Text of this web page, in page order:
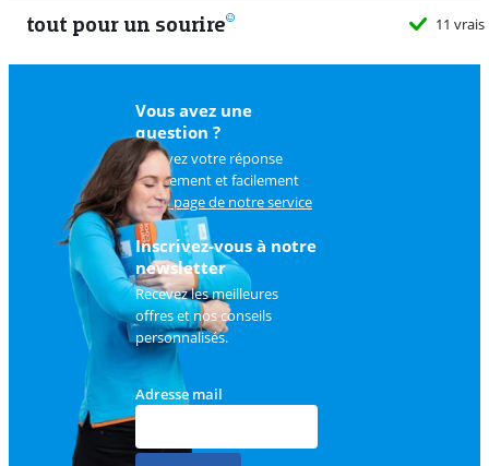
tout pour un sourire 11
Vous avez une
question ?
Trouvez votre réponse
rapidement et facilement
surla page de notre service
client.
Inscrivez-vous à notre
newsletter
Recevez les meilleures
offres et nos conseils
personnalisés.
Adresse mail